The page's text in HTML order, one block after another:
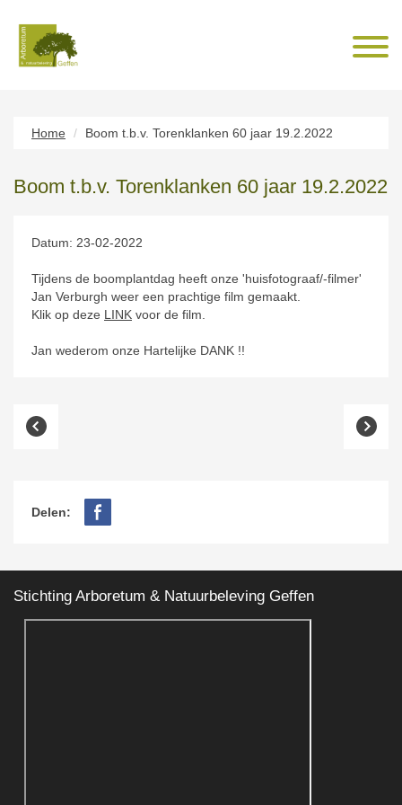
Home Boom t.b.v. Torenklanken 60 jaar 19.2.2022
Boom t.b.v. Torenklanken 60 jaar 19.2.2022
Datum: 23-02-2022
Tijdens de boomplantdag heeft onze 'huisfotograaf/-filmer'
Jan Verburgh weer een prachtige film gemaakt.
Klik op deze LINK voor de film.
Jan wederom onze Hartelijke DANK !!
Delen:
Stichting Arboretum & Natuurbeleving Geffen